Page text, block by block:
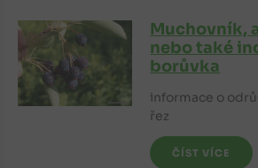
Muchovník,
nebo také
borůvka
informace o
řez
ČÍST VÍCE